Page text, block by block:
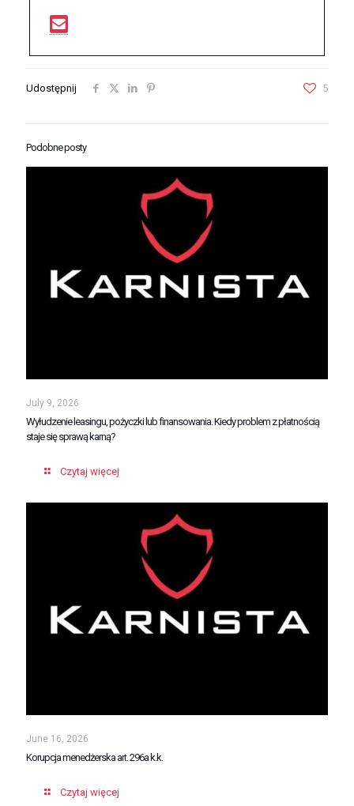
Udostępnij 5
Podobne posty
July 9, 2026
Wyłudzenie leasingu, pożyczki lub finansowania. Kiedy problem z płatnością
staje się sprawą karną?
Czytaj więcej
June 16, 2026
Korupcja menedżerska art. 296a k.k.
Czytaj więcej